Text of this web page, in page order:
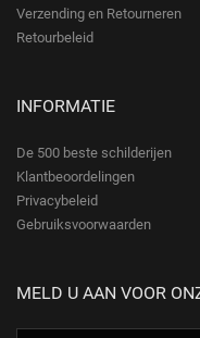
Verzending en Retourneren
Retourbeleid
INFORMATIE
De 500 beste schilderijen
Klantbeoordelingen
Privacybeleid
Gebruiksvoorwaarden
MELD U AAN VOOR